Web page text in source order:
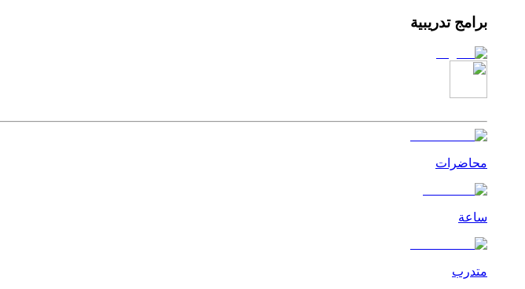
برامج تدريبية
محاضرات
ساعة
متدرب